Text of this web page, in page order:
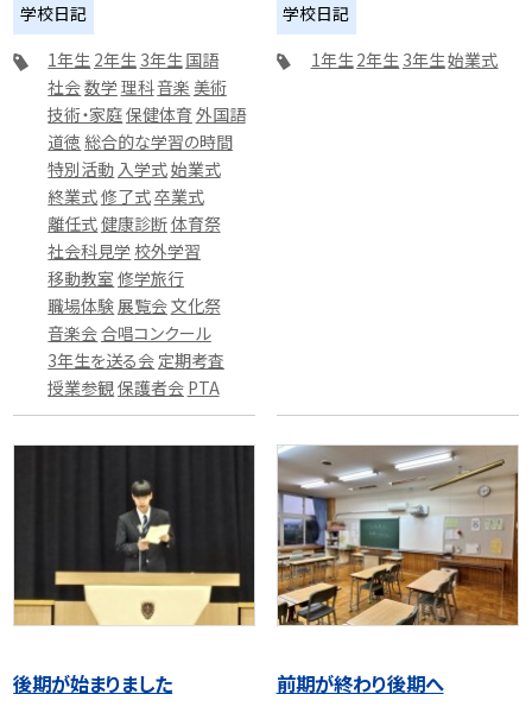
学校日記
1年生 2年生 3年生 国語
社会数学 理科音楽 美術
技術・家庭保健体育 外国語
道徳 総合的な学習の時間
特別活動 入学式始業式
終業式修了式卒業式
離任式健康診断体育祭
社会科見学 校外学習
移動教室 修学旅行
職場体験 展覧会文化祭
音楽会合唱コンクール
3年生を送る会 定期考査
授業参観保護者会 PTA
学校日記
1年生 2年生 3年生始業式
後期が始まりました 前期が終わり後期へ